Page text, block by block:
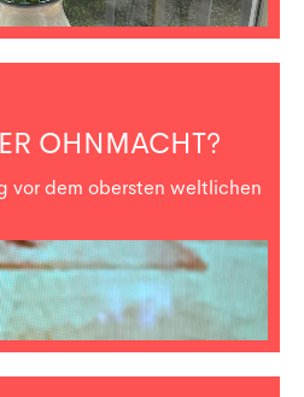
OHNMACHT?
vor dem obersten weltlichen